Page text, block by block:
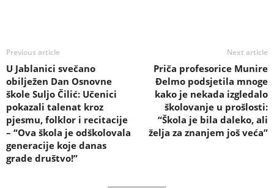
Previous article
U Jablanici svečano
obilježen Dan Osnovne
škole Suljo Čilić: Učenici
pokazali talenat kroz
pjesmu, folklor i recitacije
– “Ova škola je odškolovala
generacije koje danas
grade društvo!”
Next article
Priča profesorice Munire
Đelmo podsjetila mnoge
kako je nekada izgledalo
školovanje u prošlosti:
“Škola je bila daleko, ali
želja za znanjem još veća”